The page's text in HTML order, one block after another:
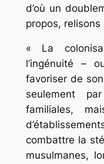
d’où un
propos, relisons
« La
l’ingénuité –
favoriser de
seulement
familiales,
combattre la
musulmanes,